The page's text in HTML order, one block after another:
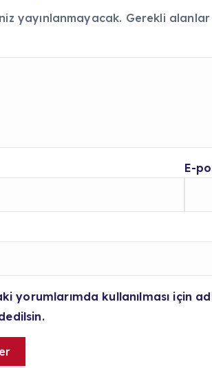
yayınlanmayacak. Gerekli
E-
yorumlarımda kullanılması için